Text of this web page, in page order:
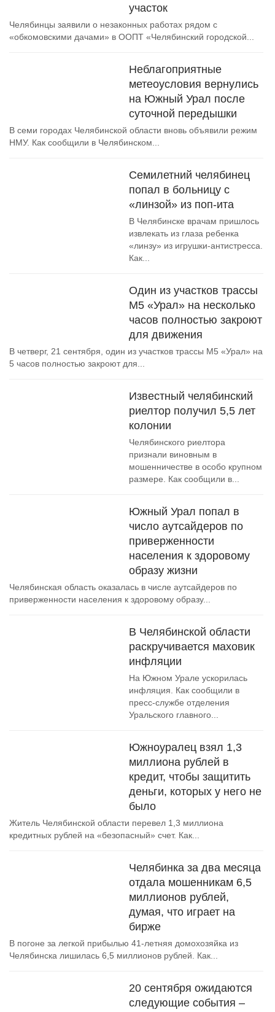
участок
Челябинцы заявили о незаконных работах рядом с
«обкомовскими дачами» в ООПТ «Челябинский городской...
Неблагоприятные
метеоусловия вернулись
на Южный Урал после
суточной передышки
В семи городах Челябинской области вновь объявили режим
НМУ. Как сообщили в Челябинском...
Семилетний челябинец
попал в больницу с
«линзой» из поп-ита
В Челябинске врачам пришлось
извлекать из глаза ребенка
«линзу» из игрушки-антистресса.
Как...
Один из участков трассы
М5 «Урал» на несколько
часов полностью закроют
для движения
В четверг, 21 сентября, один из участков трассы М5 «Урал» на
5 часов полностью закроют для...
Известный челябинский
риелтор получил 5,5 лет
колонии
Челябинского риелтора
признали виновным в
мошенничестве в особо крупном
размере. Как сообщили в...
Южный Урал попал в
число аутсайдеров по
приверженности
населения к здоровому
образу жизни
Челябинская область оказалась в числе аутсайдеров по
приверженности населения к здоровому образу...
В Челябинской области
раскручивается маховик
инфляции
На Южном Урале ускорилась
инфляция. Как сообщили в
пресс-службе отделения
Уральского главного...
Южноуралец взял 1,3
миллиона рублей в
кредит, чтобы защитить
деньги, которых у него не
было
Житель Челябинской области перевел 1,3 миллиона
кредитных рублей на «безопасный» счет. Как...
Челябинка за два месяца
отдала мошенникам 6,5
миллионов рублей,
думая, что играет на
бирже
В погоне за легкой прибылью 41-летняя домохозяйка из
Челябинска лишилась 6,5 миллионов рублей. Как...
20 сентября ожидаются
следующие события –